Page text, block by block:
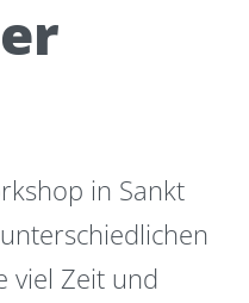
in Sankt
viel Zeit und